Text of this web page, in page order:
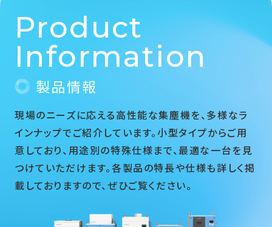
Product
Information
製品情報
現場のニーズに応える高性能な集塵機を、多様なラ
インナップでご紹介しています。小型タイプからご用
意しており、用途別の特殊仕様まで、最適な一台を見
つけていただけます。各製品の特長や仕様も詳しく掲
載しておりますので、ぜひご覧ください。